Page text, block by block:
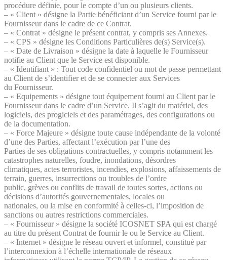
procédure définie, pour le compte d’un ou plusieurs clients.
– « Client » désigne la Partie bénéficiant d’un Service fourni par le
Fournisseur dans le cadre de ce Contrat.
– « Contrat » désigne le présent contrat, y compris ses Annexes.
– « CPS » désigne les Conditions Particulières de(s) Service(s).
– « Date de Livraison » désigne la date à laquelle le Fournisseur
notifie au Client que le Service est disponible.
– « Identifiant » : Tout code confidentiel ou mot de passe permettant
au Client de s’identifier et de se connecter aux Services
du Fournisseur.
– « Equipements » désigne tout équipement fourni au Client par le
Fournisseur dans le cadre d’un Service. Il s’agit du matériel, des
logiciels, des progiciels et des paramétrages, des configurations ou
de la documentation.
– « Force Majeure » désigne toute cause indépendante de la volonté
d’une des Parties, affectant l’exécution par l’une des
Parties de ses obligations contractuelles, y compris notamment les
catastrophes naturelles, foudre, inondations, désordres
climatiques, actes terroristes, incendies, explosions, affaissements de
terrain, guerres, insurrections ou troubles de l’ordre
public, grèves ou conflits de travail de toutes sortes, actions ou
décisions d’autorités gouvernementales, locales ou
nationales, ou la mise en conformité à celles-ci, l’imposition de
sanctions ou autres restrictions commerciales.
– « Fournisseur » désigne la société ICOSNET SPA qui est chargé
au titre du présent Contrat de fournir le ou le Service au Client.
– « Internet » désigne le réseau ouvert et informel, constitué par
l’interconnexion à l’échelle internationale de réseaux